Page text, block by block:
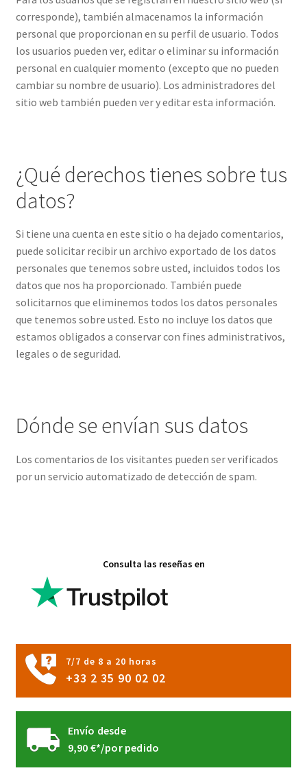
corresponde), también almacenamos la información
personal que proporcionan en su perfil de usuario. Todos
los usuarios pueden ver, editar o eliminar su información
personal en cualquier momento (excepto que no pueden
cambiar su nombre de usuario). Los administradores del
sitio web también pueden ver y editar esta información.
¿Qué derechos tienes sobre tus
datos?
Si tiene una cuenta en este sitio o ha dejado comentarios,
puede solicitar recibir un archivo exportado de los datos
personales que tenemos sobre usted, incluidos todos los
datos que nos ha proporcionado. También puede
solicitarnos que eliminemos todos los datos personales
que tenemos sobre usted. Esto no incluye los datos que
estamos obligados a conservar con fines administrativos,
legales o de seguridad.
Dónde se envían sus datos
Los comentarios de los visitantes pueden serverificados
por un servicio automatizado de detección de spam.
Consulta las reseñas en
7/7 de 8 a 20 horas
+33 2 35 90 02 02
Envío desde
9,90 €*/por pedido